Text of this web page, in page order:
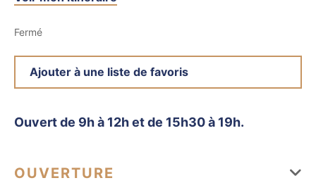
Fermé
Ajouter à une liste de favoris
Ouvert de 9h à 12h et de 15h30 à 19h.
OUVERTURE